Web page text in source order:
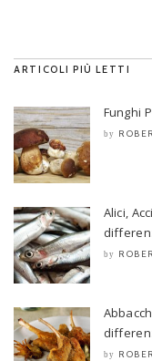
ARTICOLI PIÙ LETTI
Funghi
by
Alici,
by
by